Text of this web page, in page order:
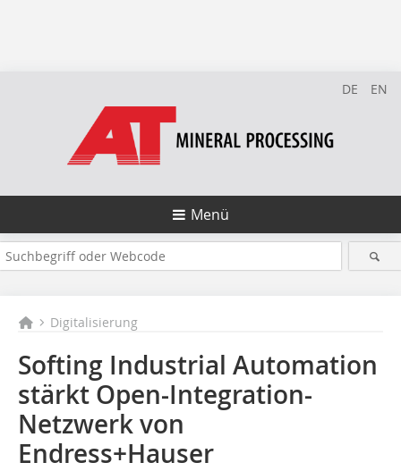
DE EN
Menü
Digitalisierung
Softing Industrial Automation
stärkt Open-Integration-
Netzwerk von
Endress+Hauser